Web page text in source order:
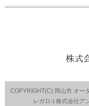
COPYRIGHT(C) 岡山市 オー
レガロ-) 株式会社ア